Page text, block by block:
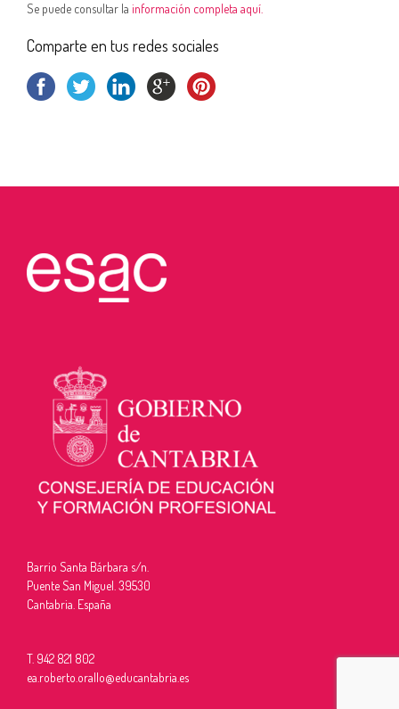
Se puede consultar la información completa aquí.
Comparte en tus redes sociales
Barrio Santa Bárbara s/n.
Puente San Miguel. 39530
Cantabria. España
T. 942 821 802
ea.roberto.orallo@educantabria.es